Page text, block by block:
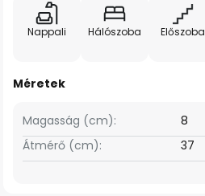
Nappali Hálószoba Előszoba
Méretek
Magasság (cm):
8
Átmérő (cm):
37